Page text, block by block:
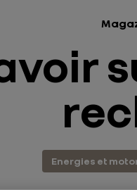
Energies et